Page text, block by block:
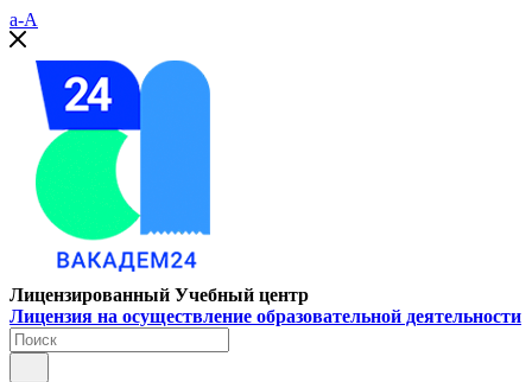
a-A
Лицензированный Учебный центр
Лицензия на осуществление образовательной деятельности